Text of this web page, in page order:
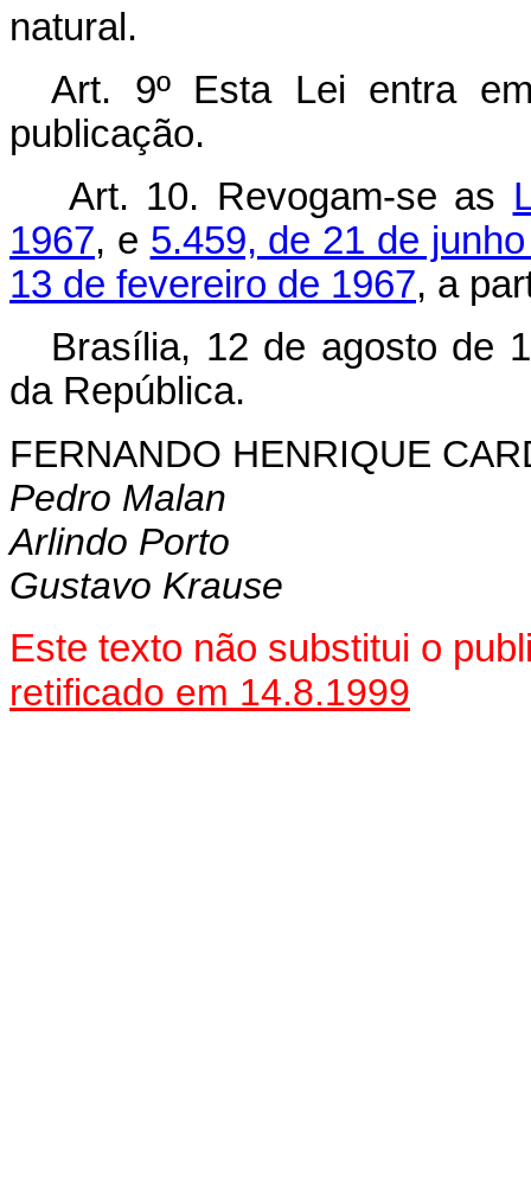
natural.
Art. 9º Esta Lei entra
publicação.
Art. 10. Revogam-se as
1967, e 5.459, de 21 de
13 de fevereiro de 1967, a
Brasília, 12 de agosto de
da República.
FERNANDO HENRIQUE
Pedro Malan
Arlindo Porto
Gustavo Krause
Este texto não substitui o
retificado em 14.8.1999